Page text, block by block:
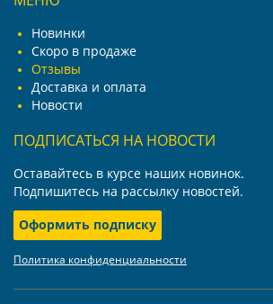
Новинки
Скоро в продаже
Отзывы
Доставка и оплата
Новости
ПОДПИСАТЬСЯ НА НОВОСТИ
Оставайтесь в курсе наших новинок.
Подпишитесь на рассылку новостей.
Оформить подписку
Политика конфиденциальности